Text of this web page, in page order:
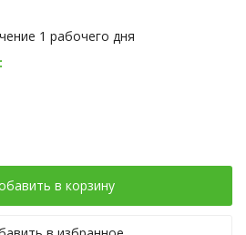
1 рабочего дня
в корзину